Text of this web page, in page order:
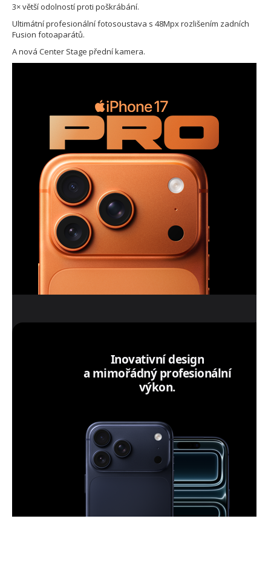
3× větší odolností proti poškrábání.
Ultimátní profesionální fotosoustava s 48Mpx rozlišením zadních
Fusion fotoaparátů.
A nová Center Stage přední kamera.